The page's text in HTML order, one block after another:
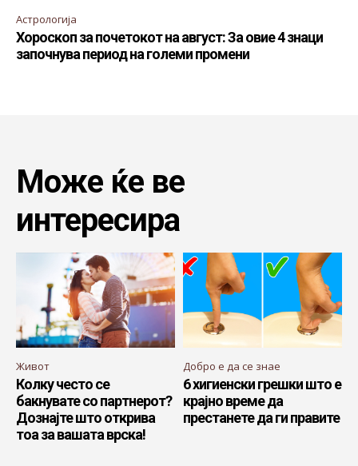
Астрологија
Хороскоп за почетокот на август: За овие 4 знаци
започнува период на големи промени
Може ќе ве
интересира
Живот
Колку често се
бакнувате со партнерот?
Дознајте што открива
тоа за вашата врска!
Добро е да се знае
6 хигиенски грешки што е
крајно време да
престанете да ги правите